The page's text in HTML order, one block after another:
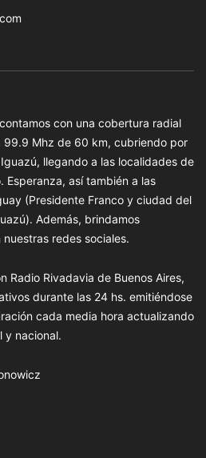
con una cobertura radial
99.9 Mhz de 60 km, cubriendo por
llegando a las localidades de
Esperanza, así también a las
(Presidente Franco y ciudad del
Además, brindamos
redes sociales.
Radio Rivadavia de Buenos Aires,
durante las 24 hs. emitiéndose
cada media hora actualizando
y nacional.